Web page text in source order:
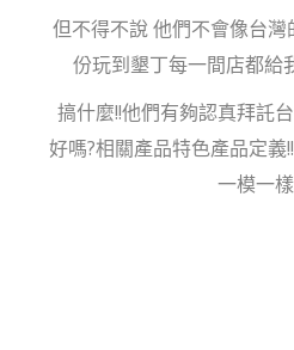
但不得不說 他們不會像台
份玩到墾丁每一間店都給
搞什麼!!他們有夠認真拜託
好嗎?相關產品特色產品定
一模一